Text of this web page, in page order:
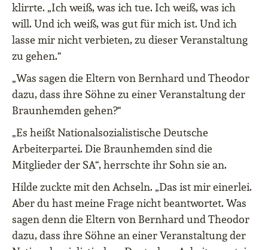
klirrte. „Ich weiß, was ich tue. Ich weiß, was ich
will. Und ich weiß, was gut für mich ist. Und ich
lasse mir nicht verbieten, zu dieser Veranstaltung
zu gehen.“
„Was sagen die Eltern von Bernhard und Theodor
dazu, dass ihre Söhne zu einer Veranstaltung der
Braunhemden gehen?“
„Es heißt Nationalsozialistische Deutsche
Arbeiterpartei. Die Braunhemden sind die
Mitglieder der SA“, herrschte ihr Sohn sie an.
Hilde zuckte mit den Achseln. „Das ist mir einerlei.
Aber du hast meine Frage nicht beantwortet. Was
sagen denn die Eltern von Bernhard und Theodor
dazu, dass ihre Söhne an einer Veranstaltung der